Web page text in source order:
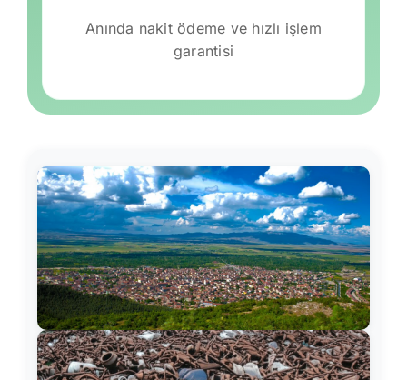
Anında nakit ödeme ve hızlı işlem
garantisi